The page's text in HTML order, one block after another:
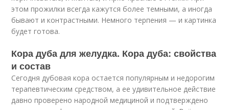
этом прожилки всегда кажутся более темными, а иногда
бывают и контрастными. Немного терпения — и картинка
будет готова.
Кора дуба для желудка. Кора дуба: свойства
и состав
Сегодня дубовая кора остается популярным и недорогим
терапевтическим средством, а ее удивительное действие
давно проверено народной медициной и подтверждено